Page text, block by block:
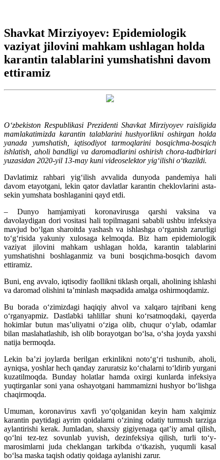
Shavkat Mirziyoyev: Epidemiologik
vaziyat jilovini mahkam ushlagan holda
karantin talablarini yumshatishni davom
ettiramiz
O‘zbekiston Respublikasi Prezidenti Shavkat Mirziyoyev raisligida
mamlakatimizda karantin talablarini hushyorlikni oshirgan holda
yanada yumshatish, iqtisodiyot tarmoqlarini bosqichma-bosqich
ishlatish, aholi bandligi va daromadlarini oshirish chora-tadbirlari
yuzasidan 2020-yil 13-may kuni videoselektor yig‘ilishi o‘tkazildi.
Davlatimiz rahbari yig‘ilish avvalida dunyoda pandemiya hali
davom etayotgani, lekin qator davlatlar karantin cheklovlarini asta-
sekin yumshata boshlaganini qayd etdi.
– Dunyo hamjamiyati koronavirusga qarshi vaksina va
davolaydigan dori vositasi hali topilmagani sababli ushbu infeksiya
mavjud bo‘lgan sharoitda yashash va ishlashga o‘rganish zarurligi
to‘g‘risida yakuniy xulosaga kelmoqda. Biz ham epidemiologik
vaziyat jilovini mahkam ushlagan holda, karantin talablarini
yumshatishni boshlaganmiz va buni bosqichma-bosqich davom
ettiramiz.
Buni, eng avvalo, iqtisodiy faollikni tiklash orqali, aholining ishlashi
va daromad olishini ta’minlash maqsadida amalga oshirmoqdamiz.
Bu borada o‘zimizdagi haqiqiy ahvol va xalqaro tajribani keng
o‘rganyapmiz. Dastlabki tahlillar shuni ko‘rsatmoqdaki, qayerda
hokimlar butun mas’uliyatni o‘ziga olib, chuqur o‘ylab, odamlar
bilan maslahatlashib, ish olib borayotgan bo‘lsa, o‘sha joyda yaxshi
natija bermoqda.
Lekin ba’zi joylarda berilgan erkinlikni noto‘g‘ri tushunib, aholi,
ayniqsa, yoshlar hech qanday zaruratsiz ko‘chalarni to‘ldirib yurgani
kuzatilmoqda. Bunday holatlar hamda oxirgi kunlarda infeksiya
yuqtirganlar soni yana oshayotgani hammamizni hushyor bo‘lishga
chaqirmoqda.
Umuman, koronavirus xavfi yo‘qolganidan keyin ham xalqimiz
karantin paytidagi ayrim qoidalarni o‘zining odatiy turmush tarziga
aylantirishi kerak. Jumladan, shaxsiy gigiyenaga qat’iy amal qilish,
qo‘lni tez-tez sovunlab yuvish, dezinfeksiya qilish, turli to‘y-
marosimlarni juda cheklangan tarkibda o‘tkazish, yuqumli kasal
bo‘lsa maska taqish odatiy qoidaga aylanishi zarur.